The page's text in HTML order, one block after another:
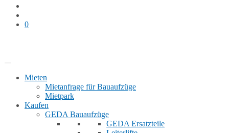
0
Mieten
Mietanfrage für Bauaufzüge
Mietpark
Kaufen
GEDA Bauaufzüge
GEDA Ersatzteile